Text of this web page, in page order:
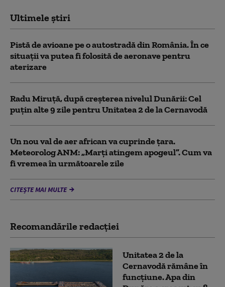
Ultimele știri
Pistă de avioane pe o autostradă din România. În ce
situații va putea fi folosită de aeronave pentru
aterizare
Radu Miruță, după creșterea nivelul Dunării: Cel
puțin alte 9 zile pentru Unitatea 2 de la Cernavodă
Un nou val de aer african va cuprinde țara.
Meteorolog ANM: „Marți atingem apogeul”. Cum va
fi vremea în următoarele zile
CITEȘTE MAI MULTE
Recomandările redacţiei
Unitatea 2 de la
Cernavodă rămâne în
funcțiune. Apa din